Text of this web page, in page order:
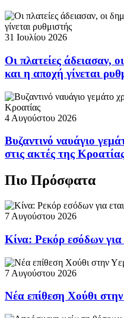
31 Ιουλίου 2026
Οι πλατείες άδειασαν,
και η αποχή γίνεται
4 Αυγούστου 2026
Βυζαντινό ναυάγιο
στις ακτές της
Πιο Πρόσφατα
7 Αυγούστου 2026
Κίνα: Ρεκόρ εσόδων για
7 Αυγούστου 2026
Νέα επίθεση Χούθι